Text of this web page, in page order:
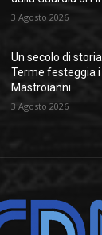
3 Agosto 2026
Un secolo di
Terme festeggia i
Mastroianni
3 Agosto 2026